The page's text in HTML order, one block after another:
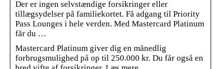
Der er ingen selvstændige forsikringer eller
tillægsydelser på familiekortet. Få adgang til Priority
Pass Lounges i hele verden. Med Mastercard Platinum
får du …
Mastercard Platinum giver dig en månedlig
forbrugsmulighed på op til 250.000 kr. Du får også en